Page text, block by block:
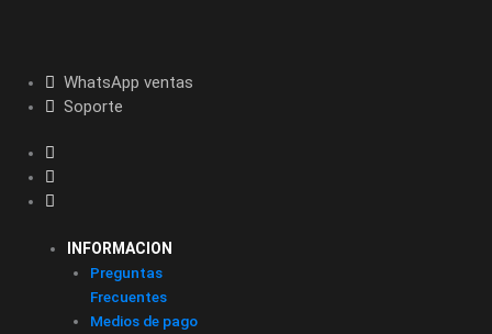
WhatsApp ventas
Soporte
INFORMACION
Preguntas
Frecuentes
Medios de pago